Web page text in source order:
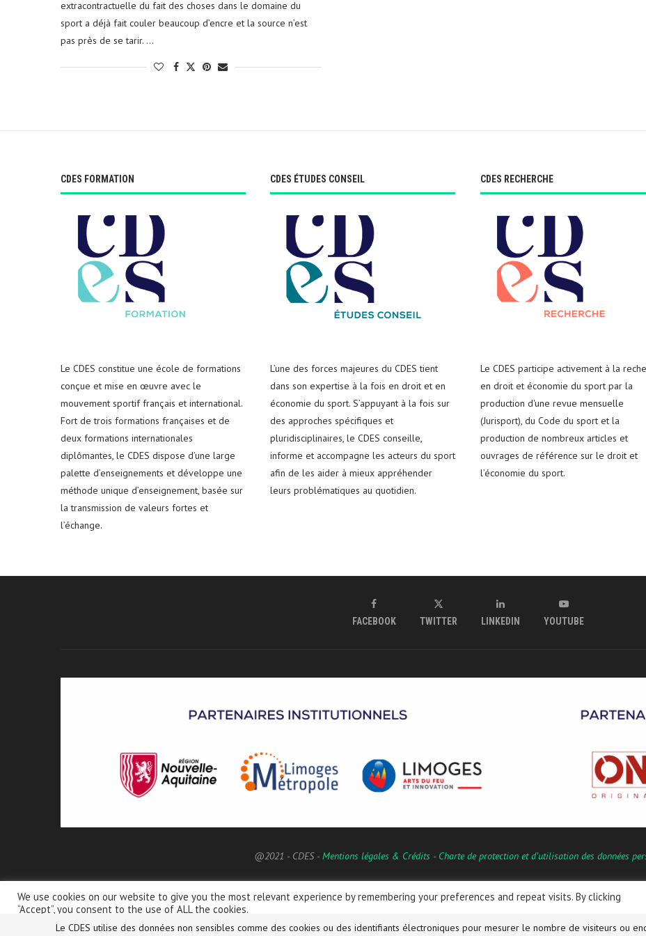
extracontractuelle du fait des choses dans le domaine du
sport a déjà fait couler beaucoup d’encre et la source n’est
pas près de se tarir. …
CDES FORMATION
Le CDES constitue une école de formations
conçue et mise en œuvre avec le
mouvement sportif français et international.
Fort de trois formations françaises et de
deux formations internationales
diplômantes, le CDES dispose d’une large
palette d’enseignements et développe une
méthode unique d’enseignement, basée sur
la transmission de valeurs fortes et
l’échange.
CDES ÉTUDES CONSEIL
L’une des forces majeures du CDES tient
dans son expertise à la fois en droit et en
économie du sport. S’appuyant à la fois sur
des approches spécifiques et
pluridisciplinaires, le CDES conseille,
informe et accompagne les acteurs du sport
afin de les aider à mieux appréhender
leurs problématiques au quotidien.
CDES RECHERCHE
Le CDES participe activement à la
en droit et économie du sport par la
production d'une revue mensuelle
(Jurisport), du Code du sport et la
production de nombreux articles et
ouvrages de référence sur le droit et
l’économie du sport.
FACEBOOK TWITTER LINKEDIN YOUTUBE
@2021 - CDES - Mentions légales & Crédits - Charte de protection et d’utilisation des données
We use cookies on our website to give you the most relevant experience by remembering your preferences and repeat visits. By clicking
“Accept”, you consent to the use of ALL the cookies.
Do not sell my personal information
Le CDES utilise des données non sensibles comme des cookies ou des identifiants électroniques pour mesurer le nombre de visiteurs ou